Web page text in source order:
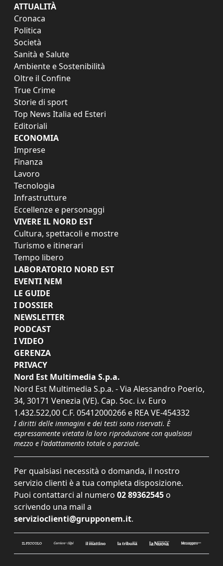
ATTUALITÀ
Cronaca
Politica
Società
Sanità e Salute
Ambiente e Sostenibilità
Oltre il Confine
True Crime
Storie di sport
Top News Italia ed Esteri
Editoriali
ECONOMIA
Imprese
Finanza
Lavoro
Tecnologia
Infrastrutture
Eccellenze e personaggi
VIVERE IL NORD EST
Cultura, spettacoli e mostre
Turismo e itinerari
Tempo libero
LABORATORIO NORD EST
EVENTI NEM
LE GUIDE
I DOSSIER
NEWSLETTER
PODCAST
I VIDEO
GERENZA
PRIVACY
Nord Est Multimedia S.p.a.
Nord Est Multimedia S.p.a. - Via Alessandro Poerio,
34, 30171 Venezia (VE). Cap. Soc. i.v. Euro
1.432.522,00 C.F. 05412000266 e REA VE-454332
I diritti delle immagini e dei testi sono riservati. È
espressamente vietata la loro riproduzione con qualsiasi
mezzo e l'adattamento totale o parziale.
Per qualsiasi necessità o domanda, il nostro
servizio clienti è a tua completa disposizione.
Puoi contattarci al numero 02 89362545 o
scrivendo una mail a
servizioclienti@grupponem.it.